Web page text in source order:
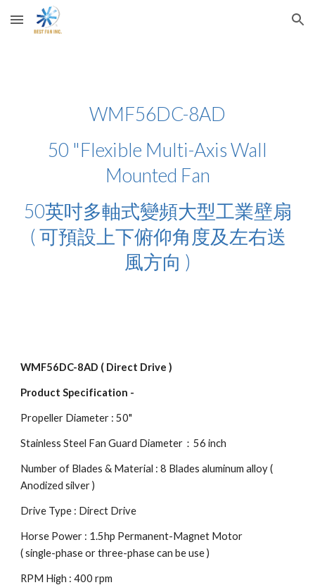
Skip to main content Skip to navigation
WMF56DC-8AD
50 "Flexible Multi-Axis Wall
Mounted Fan
50英吋多軸式變頻大型工業壁扇
( 可預設上下俯仰角度及左右送
風方向 )
WMF56DC-8AD ( Direct Drive )
Product Specification -
Propeller Diameter : 50"
Stainless Steel Fan Guard Diameter：56 inch
Number of Blades & Material : 8 Blades aluminum alloy (
Anodized silver )
Drive Type : Direct Drive
Horse Power : 1.5hp Permanent-Magnet Motor
( single-phase or three-phase can be use )
RPM High : 400 rpm